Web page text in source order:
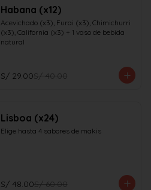
Habana (x12)
Acevichado (x3), Furai (x3), Chimichurri
(x3), California (x3) + 1 vaso de bebida
natural
S/ 29.00S/ 40.00
Lisboa (x24)
Elige hasta 4 sabores de makis
S/ 48.00S/ 60.00